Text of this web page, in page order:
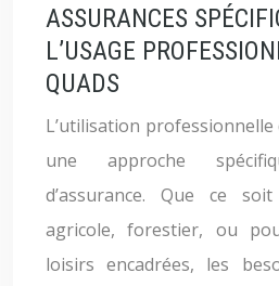
ASSURANCES
L’USAGE
QUADS
L’utilisation professionnelle
une approche
d’assurance. Que ce
agricole, forestier, ou
loisirs encadrées, les